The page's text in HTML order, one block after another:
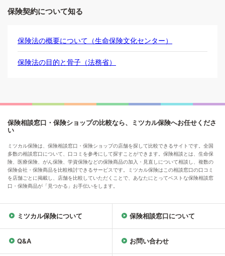
保険契約について知る
保険法の概要について（生命保険文化センター）
保険法の目的と骨子（法務省）
保険相談窓口・保険ショップの比較なら、ミツカル保険へお任せくださ
い
ミツカル保険は、保険相談窓口・保険ショップの店舗を探して比較できるサイトです。全国
多数の相談窓口について、口コミを参考にして探すことができます。保険相談とは、生命保
険、医療保険、がん保険、学資保険などの保険商品の加入・見直しについて相談し、複数の
保険会社・保険商品を比較検討できるサービスです。ミツカル保険はこの相談窓口の口コミ
を店舗ごとに掲載し、店舗を比較していただくことで、あなたにとってベストな保険相談窓
口・保険商品が「見つかる」お手伝いをします。
ミツカル保険について 保険相談窓口について
Q&A お問い合わせ